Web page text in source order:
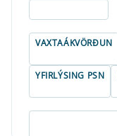
VAXTAÁKVÖRÐUN
YFIRLÝSING PSN